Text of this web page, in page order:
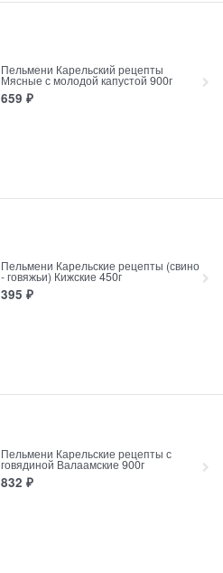
Пельмени Карельский рецепты
Мясные с молодой капустой 900г
659 ₽
Пельмени Карельские рецепты (свино
- говяжьи) Кижские 450г
395 ₽
Пельмени Карельские рецепты с
говядиной Валаамские 900г
832 ₽